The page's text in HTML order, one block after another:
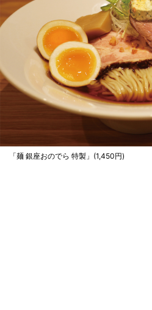
「麺 銀座おのでら 特製」(1,450円)